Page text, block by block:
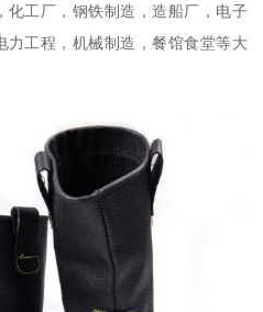
化工厂，钢铁制造，造船厂，电子
力工程，机械制造，餐馆食堂等大